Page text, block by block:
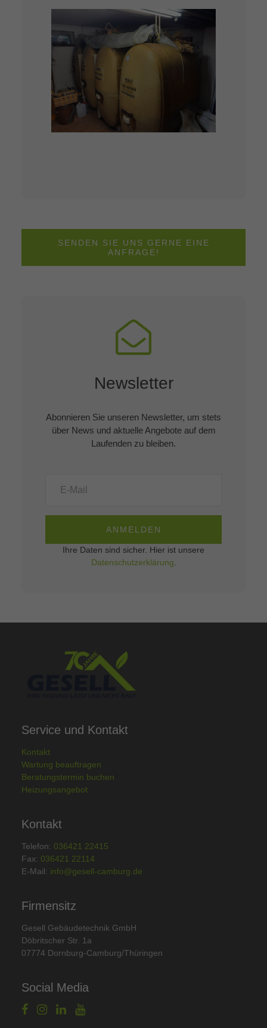
SENDEN SIE UNS GERNE EINE
ANFRAGE!
Newsletter
Abonnieren Sie unseren Newsletter, um stets
über News und aktuelle Angebote auf dem
Laufenden zu bleiben.
ANMELDEN
Ihre Daten sind sicher. Hier ist unsere
Datenschutzerklärung
Service und Kontakt
Kontakt
Wartung beauftragen
Beratungstermin buchen
Heizungsangebot
Kontakt
Telefon: 036421 22415
Fax: 036421 22114
E-Mail: info@gesell-camburg.de
Firmensitz
Gesell Gebäudetechnik GmbH
Döbritscher Str. 1a
07774 Dornburg-Camburg/Thüringen
Social Media